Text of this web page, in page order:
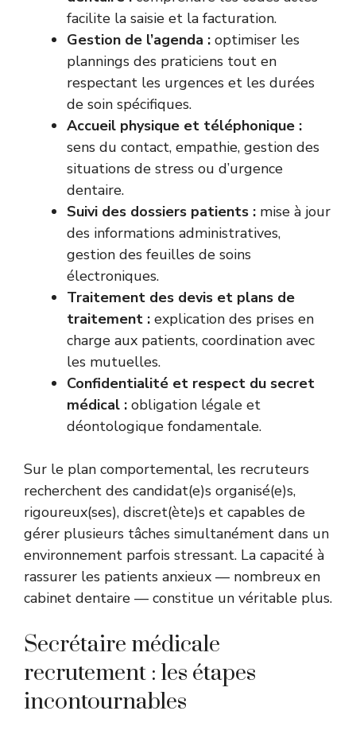
facilite la saisie et la facturation.
Gestion de l’agenda : optimiser les
plannings des praticiens tout en
respectant les urgences et les durées
de soin spécifiques.
Accueil physique et téléphonique :
sens du contact, empathie, gestion des
situations de stress ou d’urgence
dentaire.
Suivi des dossiers patients : mise à jour
des informations administratives,
gestion des feuilles de soins
électroniques.
Traitement des devis et plans de
traitement : explication des prises en
charge aux patients, coordination avec
les mutuelles.
Confidentialité et respect du secret
médical : obligation légale et
déontologique fondamentale.
Sur le plan comportemental, les recruteurs
recherchent des candidat(e)s organisé(e)s,
rigoureux(ses), discret(ète)s et capables de
gérer plusieurs tâches simultanément dans un
environnement parfois stressant. La capacité à
rassurer les patients anxieux — nombreux en
cabinet dentaire — constitue un véritable plus.
Secrétaire médicale
recrutement : les étapes
incontournables